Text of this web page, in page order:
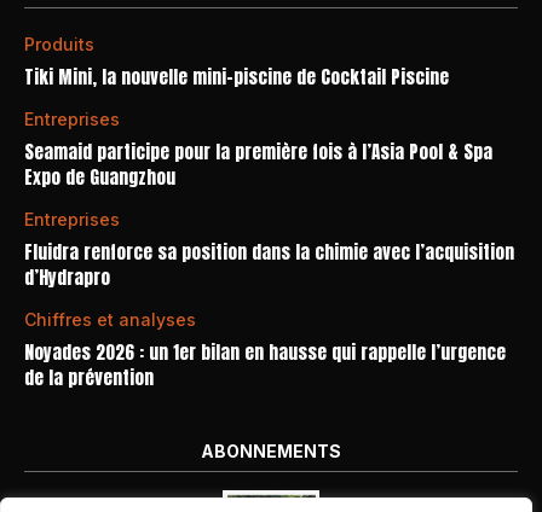
Produits
Tiki Mini, la nouvelle mini-piscine de Cocktail Piscine
Entreprises
Seamaid participe pour la première fois à l’Asia Pool & Spa
Expo de Guangzhou
Entreprises
Fluidra renforce sa position dans la chimie avec l’acquisition
d’Hydrapro
Chiffres et analyses
Noyades 2026 : un 1er bilan en hausse qui rappelle l’urgence
de la prévention
ABONNEMENTS